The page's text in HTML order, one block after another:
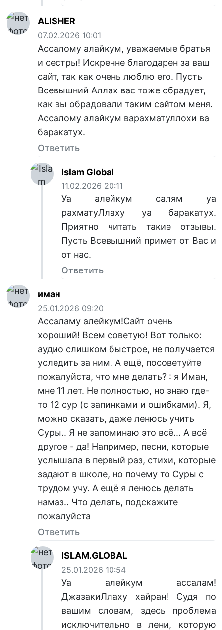
ALISHER
07.02.2026 10:01
Ассалому алайкум, уважаемые братья
и сестры! Искренне благодарен за ваш
сайт, так как очень люблю его. Пусть
Всевышний Аллах вас тоже обрадует,
как вы обрадовали таким сайтом меня.
Ассалому алайкум варахматуллохи ва
баракатух.
Ответить
Islam Global
11.02.2026 20:11
Уа алейкум салям уа
рахматуЛлаху уа баракатух.
Приятно читать такие отзывы.
Пусть Всевышний примет от Вас и
от нас.
Ответить
иман
25.01.2026 09:20
Ассаламу алейкум!Сайт очень
хороший! Всем советую! Вот только:
аудио слишком быстрое, не получается
уследить за ним. А ещё, посоветуйте
пожалуйста, что мне делать? : я Иман,
мне 11 лет. Не полностью, но знаю где-
то 12 сур (с запинками и ошибками). Я,
можно сказать, даже ленюсь учить
Суры.. Я не запоминаю это всё... А всë
другое - да! Например, песни, которые
услышала в первый раз, стихи, которые
задают в школе, но почему то Суры с
трудом учу. А ещё я ленюсь делать
намаз.. Что делать, подскажите
пожалуйста
Ответить
ISLAM.GLOBAL
25.01.2026 10:54
Уа алейкум ассалам!
ДжазакиЛлаху хайран! Судя по
вашим словам, здесь проблема
исключительно в лени, которую